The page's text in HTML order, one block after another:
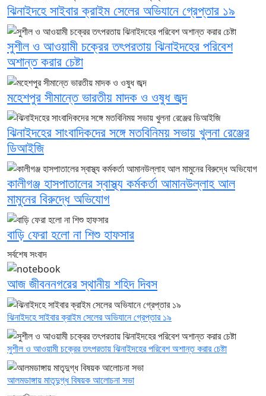
ঝিনাইদহে সাইবার ক্রাইম সেলের অভিযানে গ্রেপ্তার ১৯
সুশীল ও আওয়ামী চক্রের তৎপরতায় ঝিনাইদহের পরিবেশ
অশান্ত করার চেষ্টা
মহেশপুর সীমান্তে ভারতীয় মাদক ও ওষুধ জব্দ
ঝিনাইদহের সাংবাদিকদের সঙ্গে মতবিনিময় সভায় খুলনা রেঞ্জের
ডিআইজি
কালীগঞ্জ হাসপাতালের স্বাস্থ্য কর্মকর্তা আমানউল্লাহ আল
মামুনের বিরুদ্ধে অভিযোগ
বাড়ি ফেরা হলো না শিশু হাফসার
সর্বশেষ সংবাদ
আজ জীবননগরের স্থানীয় শহিদ দিবস
ঝিনাইদহে সাইবার ক্রাইম সেলের অভিযানে গ্রেপ্তার ১৯
সুশীল ও আওয়ামী চক্রের তৎপরতায় ঝিনাইদহের পরিবেশ অশান্ত করার চেষ্টা
আলমডাঙ্গায় মাতৃদুগ্ধ বিষয়ক আলোচনা সভা